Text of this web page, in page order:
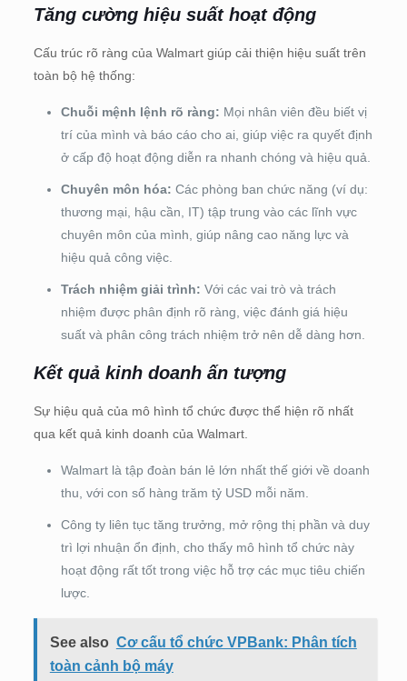
Tăng cường hiệu suất hoạt động
Cấu trúc rõ ràng của Walmart giúp cải thiện hiệu suất trên
toàn bộ hệ thống:
Chuỗi mệnh lệnh rõ ràng: Mọi nhân viên đều biết vị
trí của mình và báo cáo cho ai, giúp việc ra quyết định
ở cấp độ hoạt động diễn ra nhanh chóng và hiệu quả.
Chuyên môn hóa: Các phòng ban chức năng (ví dụ:
thương mại, hậu cần, IT) tập trung vào các lĩnh vực
chuyên môn của mình, giúp nâng cao năng lực và
hiệu quả công việc.
Trách nhiệm giải trình: Với các vai trò và trách
nhiệm được phân định rõ ràng, việc đánh giá hiệu
suất và phân công trách nhiệm trở nên dễ dàng hơn.
Kết quả kinh doanh ấn tượng
Sự hiệu quả của mô hình tổ chức được thể hiện rõ nhất
qua kết quả kinh doanh của Walmart.
Walmart là tập đoàn bán lẻ lớn nhất thế giới về doanh
thu, với con số hàng trăm tỷ USD mỗi năm.
Công ty liên tục tăng trưởng, mở rộng thị phần và duy
trì lợi nhuận ổn định, cho thấy mô hình tổ chức này
hoạt động rất tốt trong việc hỗ trợ các mục tiêu chiến
lược.
See also Cơ cấu tổ chức VPBank: Phân tích
toàn cảnh bộ máy